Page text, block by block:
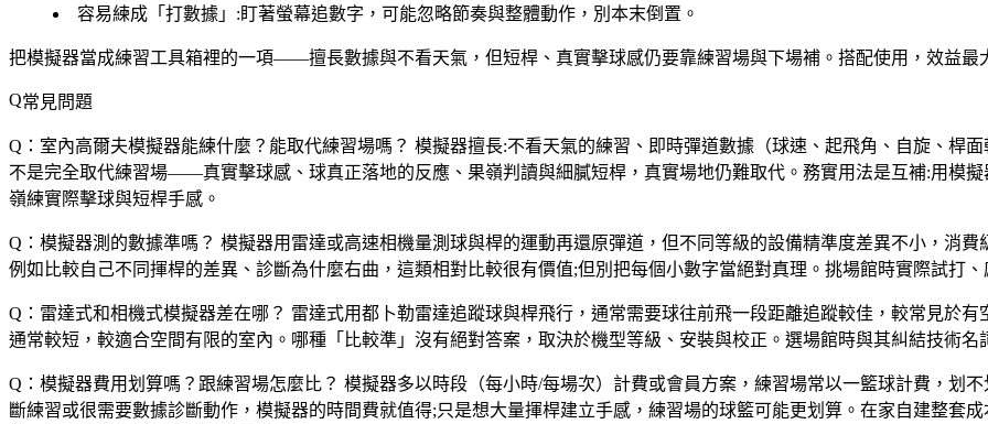
容易練成「打數據」 :盯著螢幕追數字，可能忽略節奏與整體動作，別本末倒置。
把模擬器當成練習工具箱裡的一項——擅長數據與不看天氣，但短桿、真實擊球感仍要靠練習場與下場補。搭配使用，效益最
常見問題
Q：室內高爾夫模擬器能練什麼？能取代練習場嗎？ 模擬器擅長:不看天氣的練習、即時彈道數據（球速、起飛角、自旋、桿面
不是完全取代練習場——真實擊球感、球真正落地的反應、果嶺判讀與細膩短桿，真實場地仍難取代。務實用法是互補:用模
嶺練實際擊球與短桿手感。
Q：模擬器測的數據準嗎？ 模擬器用雷達或高速相機量測球與桿的運動再還原彈道，但不同等級的設備精準度差異不小，消
例如比較自己不同揮桿的差異、診斷為什麼右曲，這類相對比較很有價值;但別把每個小數字當絕對真理。挑場館時實際試打
Q：雷達式和相機式模擬器差在哪？ 雷達式用都卜勒雷達追蹤球與桿飛行，通常需要球往前飛一段距離追蹤較佳，較常見於
通常較短，較適合空間有限的室內。哪種「比較準」沒有絕對答案，取決於機型等級、安裝與校正。選場館時與其糾結技術
Q：模擬器費用划算嗎？跟練習場怎麼比？ 模擬器多以時段（每小時/每場次）計費或會員方案，練習場常以一籃球計費，划
斷練習或很需要數據診斷動作，模擬器的時間費就值得;只是想大量揮桿建立手感，練習場的球籃可能更划算。在家自建整套